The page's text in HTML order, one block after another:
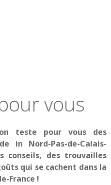
vous
teste pour vous des
in Nord-Pas-de-Calais-
conseils, des trouvailles
qui se cachent dans la
France !